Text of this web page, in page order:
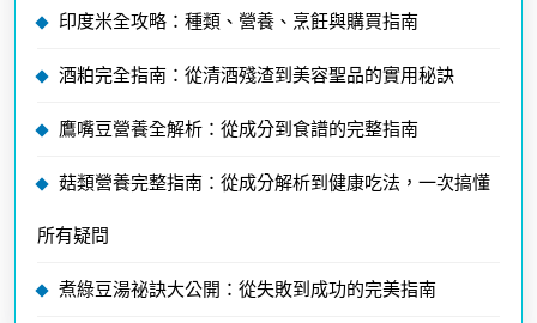
印度米全攻略：種類、營養、烹飪與購買指南
酒粕完全指南：從清酒殘渣到美容聖品的實用秘訣
鷹嘴豆營養全解析：從成分到食譜的完整指南
菇類營養完整指南：從成分解析到健康吃法，一次搞懂
所有疑問
煮綠豆湯祕訣大公開：從失敗到成功的完美指南